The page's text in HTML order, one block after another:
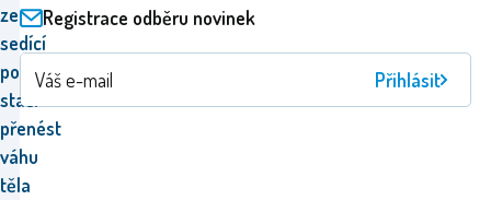
ze
sedící
polohy
stačí
přenést
váhu
těla
Registrace odběru novinek
Přihlásit